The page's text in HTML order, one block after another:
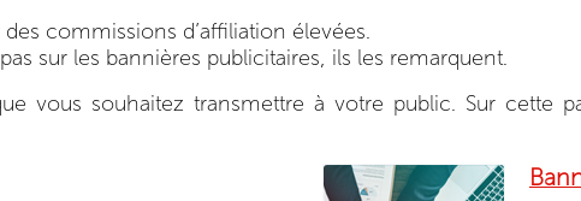
commissions d’affiliation élevées.
sur les bannières publicitaires, ils les remarquent.
vous souhaitez transmettre à votre public. Sur cette